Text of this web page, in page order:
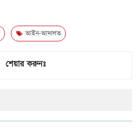
আইন-আদালত
শেয়ার করুনঃ